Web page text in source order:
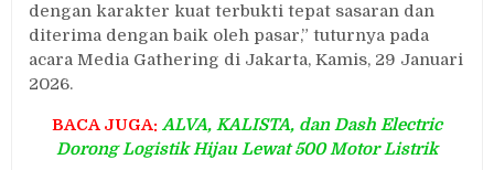
dengan karakter kuat terbukti tepat sasaran dan
diterima dengan baik oleh pasar,” tuturnya pada
acara Media Gathering di Jakarta, Kamis, 29 Januari
2026.
BACA JUGA: ALVA, KALISTA, dan Dash Electric
Dorong Logistik Hijau Lewat 500 Motor Listrik